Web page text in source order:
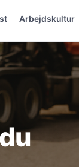
Arbejdskultur